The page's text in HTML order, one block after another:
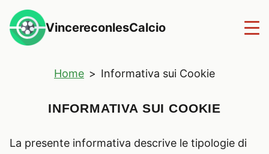
VincereconlesCalcio
Home > Informativa sui Cookie
INFORMATIVA SUI COOKIE
La presente informativa descrive le tipologie di